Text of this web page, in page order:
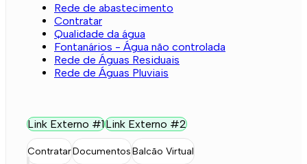
Rede de abastecimento
Contratar
Qualidade da água
Fontanários - Água não controlada
Rede de Águas Residuais
Rede de Águas Pluviais
Link Externo #1Link Externo #2
ContratarDocumentosBalcão Virtual